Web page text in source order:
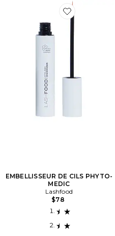
Favorite
EMBELLISSEUR DE CILS PHYTO-
MEDIC
Lashfood
$78